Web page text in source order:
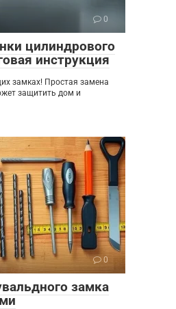
0
цилиндрового
инструкция
замках! Простая замена
защитить дом и
0
замка